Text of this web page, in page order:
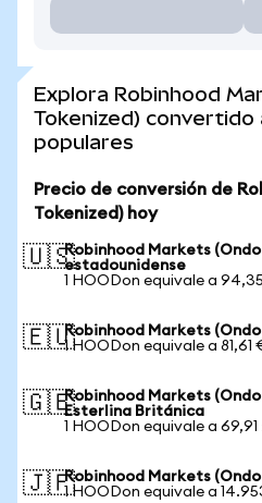
Explora Robinhood
Tokenized) convertido
populares
Precio de conversión de
Tokenized) hoy
🇺🇸Robinhood Markets
estadounidense
1 HOODon equivale a
🇪🇺Robinhood Markets
1 HOODon equivale a 81,61
🇬🇧Robinhood Markets
Esterlina Británica
1 HOODon equivale a 69,91
🇯🇵Robinhood Markets
1 HOODon equivale a